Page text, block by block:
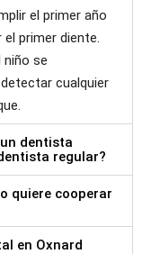
el primer año
primer diente.
niño se
cualquier
dentista
regular?
quiere cooperar
en Oxnard